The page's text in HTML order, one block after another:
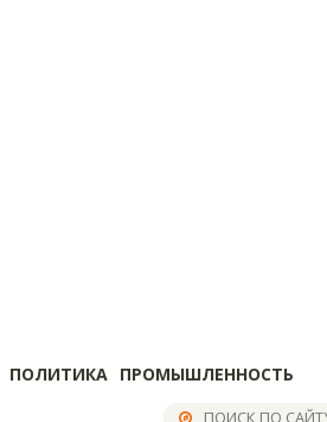
ПОЛИТИКА ПРОМЫШЛЕННОСТЬ